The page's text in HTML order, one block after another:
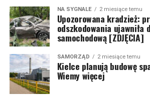
NA SYGNALE 2 miesiące temu
Upozorowana kradzież:
odszkodowania ujawniła
samochodową [ZDJĘCIA]
SAMORZĄD 2 miesiące temu
Kielce planują budowę
Wiemy więcej